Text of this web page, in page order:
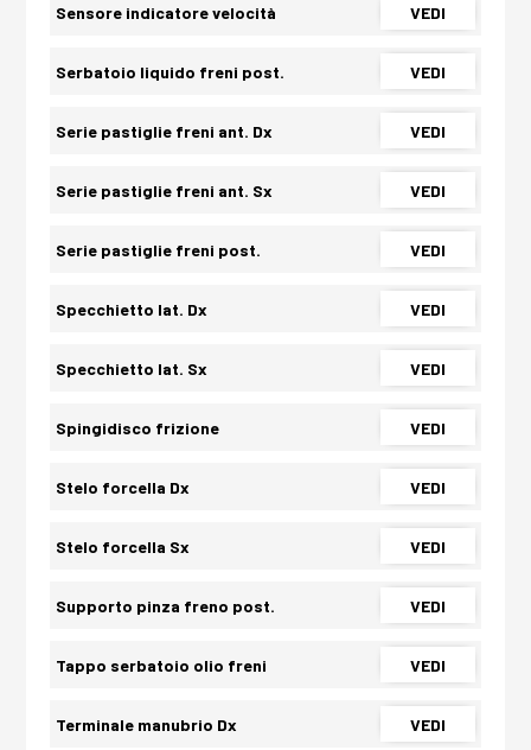
Sensore indicatore velocità VEDI
Serbatoio liquido freni post. VEDI
Serie pastiglie freni ant. Dx VEDI
Serie pastiglie freni ant. Sx VEDI
Serie pastiglie freni post. VEDI
Specchietto lat. Dx VEDI
Specchietto lat. Sx VEDI
Spingidisco frizione VEDI
Stelo forcella Dx VEDI
Stelo forcella Sx VEDI
Supporto pinza freno post. VEDI
Tappo serbatoio olio freni VEDI
Terminale manubrio Dx VEDI